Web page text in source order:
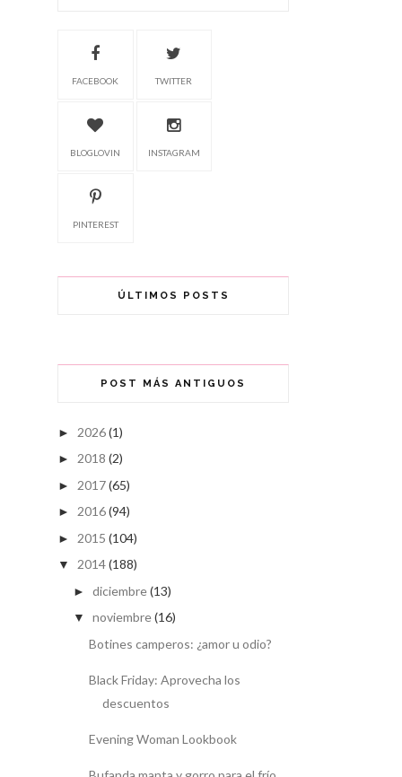
FACEBOOK TWITTER
BLOGLOVIN INSTAGRAM
PINTEREST
ÚLTIMOS POSTS
POST MÁS ANTIGUOS
► 2026(1)
► 2018 (2)
► 2017(65)
► 2016(94)
► 2015 (104)
▼ 2014(188)
► diciembre(13)
▼ noviembre(16)
Botines camperos: ¿amor u odio?
Black Friday: Aprovecha los
descuentos
Evening Woman Lookbook